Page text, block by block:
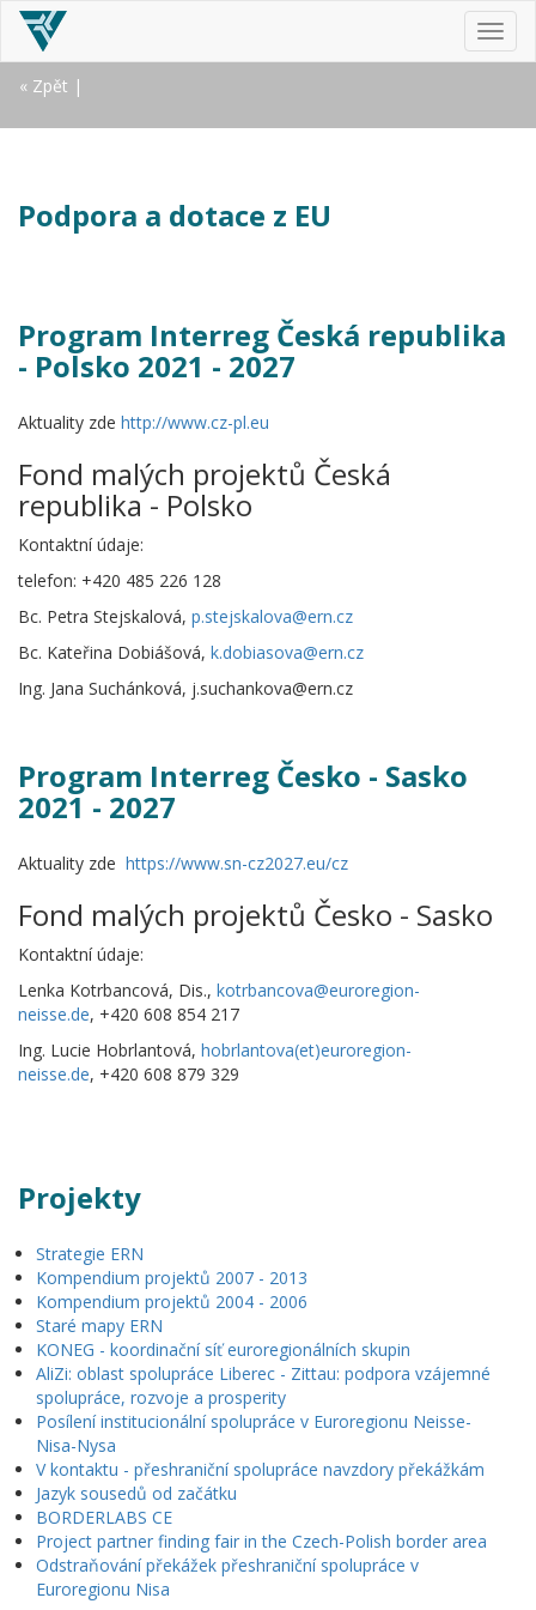
« Zpět |
Podpora a dotace z EU
Program Interreg Česká republika
- Polsko 2021 - 2027
Aktuality zde http://www.cz-pl.eu
Fond malých projektů Česká
republika - Polsko
Kontaktní údaje:
telefon: +420 485 226 128
Bc. Petra Stejskalová, p.stejskalova@ern.cz
Bc. Kateřina Dobiášová, k.dobiasova@ern.cz
Ing. Jana Suchánková, j.suchankova@ern.cz
Program Interreg Česko - Sasko
2021 - 2027
Aktuality zde https://www.sn-cz2027.eu/cz
Fond malých projektů Česko - Sasko
Kontaktní údaje:
Lenka Kotrbancová, Dis., kotrbancova@euroregion-
neisse.de, +420 608 854 217
Ing. Lucie Hobrlantová, hobrlantova(et)euroregion-
neisse.de, +420 608 879 329
Projekty
Strategie ERN
Kompendium projektů 2007 - 2013
Kompendium projektů 2004 - 2006
Staré mapy ERN
KONEG - koordinační síť euroregionálních skupin
AliZi: oblast spolupráce Liberec - Zittau: podpora vzájemné
spolupráce, rozvoje a prosperity
Posílení institucionální spolupráce v Euroregionu Neisse-
Nisa-Nysa
V kontaktu - přeshraniční spolupráce navzdory překážkám
Jazyk sousedů od začátku
BORDERLABS CE
Project partner finding fair in the Czech-Polish border area
Odstraňování překážek přeshraniční spolupráce v
Euroregionu Nisa